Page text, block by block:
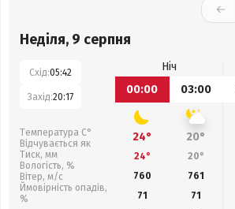
Неділя, 9 серпня
Схід:05:42
Захід:20:17
Температура С°
Відчувається як
Тиск, мм
Вологість, %
Вітер, м/с
Ймовірність опадів,
%
Ніч
00:00
03:00
24° 20°
24° 20°
760
761
71
71